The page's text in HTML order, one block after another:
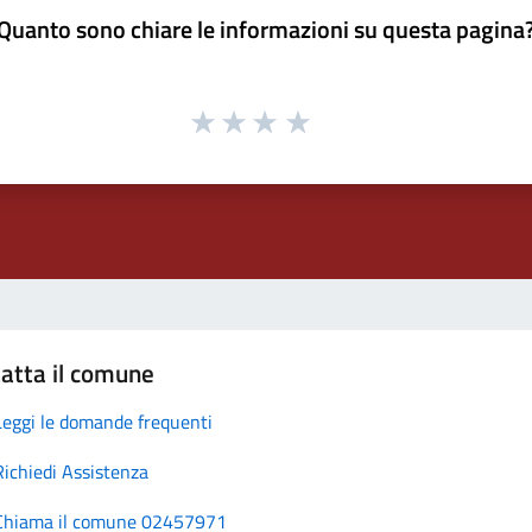
sono chiare le informazioni su questa
il comune
le domande frequenti
Assistenza
il comune 02457971